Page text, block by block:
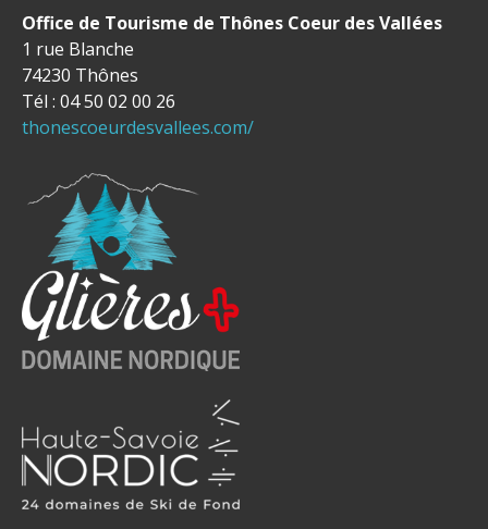
Office de Tourisme de Thônes Coeur des Vallées
1 rue Blanche
74230 Thônes
Tél : 04 50 02 00 26
thonescoeurdesvallees.com/